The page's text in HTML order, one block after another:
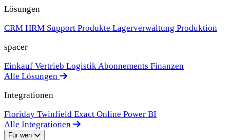
Lösungen
CRM HRM Support Produkte Lagerverwaltung Produktion
spacer
Einkauf Vertrieb LogistikAbonnements Finanzen
Alle Lösungen
Integrationen
Floriday Twinfield Exact Online Power BI
Alle Integrationen
Für wen